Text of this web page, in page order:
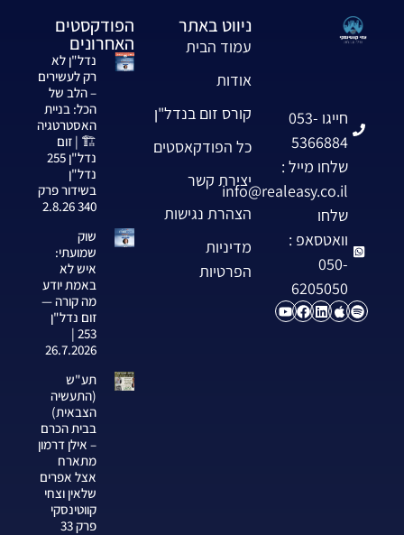
חייגו 053-
5366884
שלחו מייל :
info@realeasy.co.il
שלחו
וואטסאפ :
050-
6205050
ניווט באתר
עמוד הבית
אודות
קורס זום בנדל"ן
כל הפודקאסטים
יצירת קשר
הצהרת נגישות
מדיניות
הפרטיות
הפודקסטים
האחרונים
נדל"ן לא
רק לעשירים
– הלב של
הכל: בניית
האסטרטגיה
🏗️ | זום
נדל"ן 255
נדל"ן
בשידור פרק
340 2.8.26
שוק
שמועתי:
איש לא
באמת יודע
מה קורה —
זום נדל"ן
253 |
26.7.2026
תע"ש
(התעשיה
הצבאית)
בבית הכרם
– אילן דרמון
מתארח
אצל אפרים
שלאין וצחי
קווטינסקי
פרק 33